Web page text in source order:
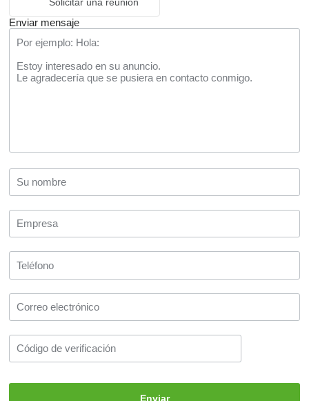
Enviar mensaje